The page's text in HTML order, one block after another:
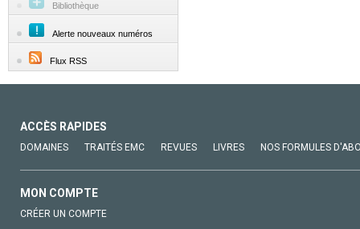
Bibliothèque
Alerte nouveaux numéros
Flux RSS
ACCÈS RAPIDES
DOMAINES TRAITÉS EMC REVUES LIVRES NOS FORMULES
MON COMPTE
CRÉER UN COMPTE